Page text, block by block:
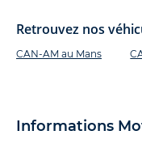
Retrouvez nos
CAN-AM au Mans
Informations